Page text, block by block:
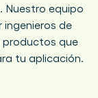
Nuestro equipo
de
productos que
tu aplicación.